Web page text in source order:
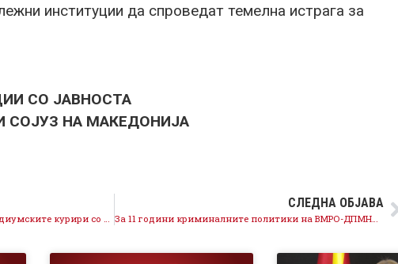
институции да спроведат темелна истрага за
СО ЈАВНОСТА
СОЈУЗ НА МАКЕДОНИЈА
Потврдена е поврзаноста на медиумските курири со партиските испостави во Уставниот суд
СЛЕДНА ОБЈАВА
За 11 години криминалните политики на ВМРО-ДПМНЕ ја запустија општина Аеродром